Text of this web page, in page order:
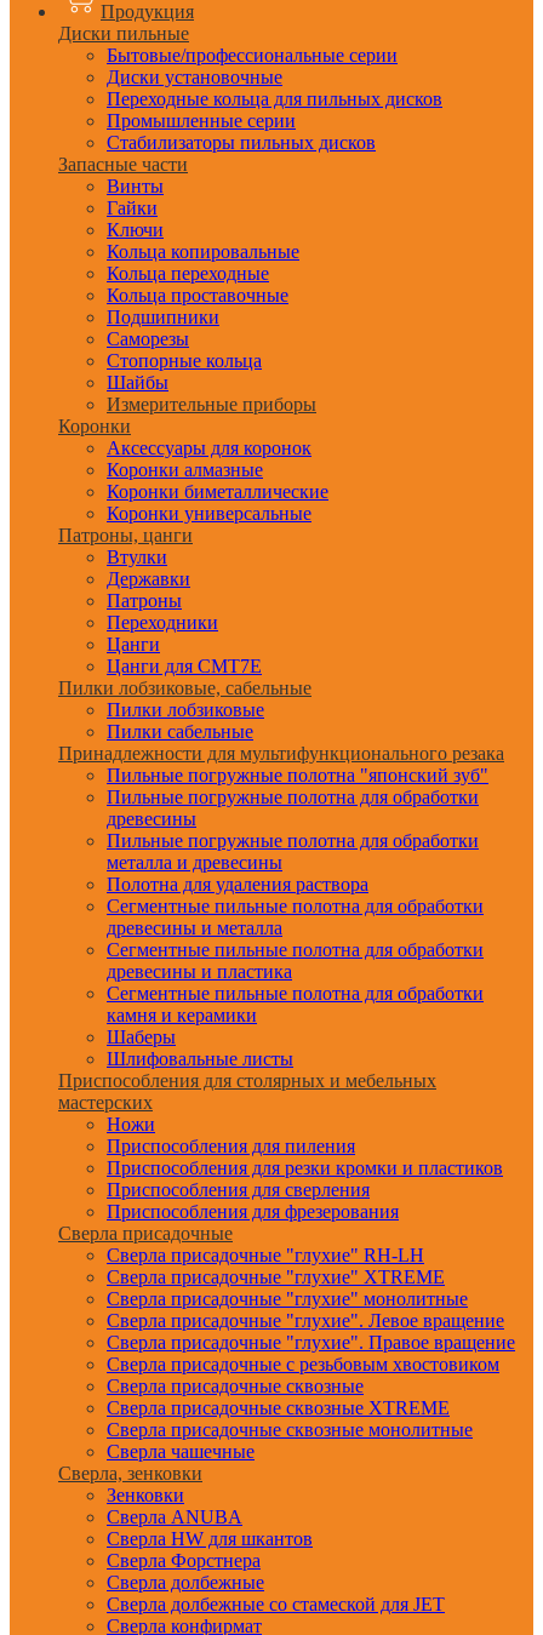
Продукция
Диски пильные
Бытовые/профессиональные серии
Диски установочные
Переходные кольца для пильных дисков
Промышленные серии
Стабилизаторы пильных дисков
Запасные части
Винты
Гайки
Ключи
Кольца копировальные
Кольца переходные
Кольца проставочные
Подшипники
Саморезы
Стопорные кольца
Шайбы
Измерительные приборы
Коронки
Аксессуары для коронок
Коронки алмазные
Коронки биметаллические
Коронки универсальные
Патроны, цанги
Втулки
Державки
Патроны
Переходники
Цанги
Цанги для CMT7E
Пилки лобзиковые, сабельные
Пилки лобзиковые
Пилки сабельные
Принадлежности для мультифункционального резака
Пильные погружные полотна "японский зуб"
Пильные погружные полотна для обработки
древесины
Пильные погружные полотна для обработки
металла и древесины
Полотна для удаления раствора
Сегментные пильные полотна для обработки
древесины и металла
Сегментные пильные полотна для обработки
древесины и пластика
Сегментные пильные полотна для обработки
камня и керамики
Шаберы
Шлифовальные листы
Приспособления для столярных и мебельных
мастерских
Ножи
Приспособления для пиления
Приспособления для резки кромки и пластиков
Приспособления для сверления
Приспособления для фрезерования
Сверла присадочные
Сверла присадочные "глухие" RH-LH
Сверла присадочные "глухие" XTREME
Сверла присадочные "глухие" монолитные
Сверла присадочные "глухие". Левое вращение
Сверла присадочные "глухие". Правое вращение
Сверла присадочные с резьбовым хвостовиком
Сверла присадочные сквозные
Сверла присадочные сквозные XTREME
Сверла присадочные сквозные монолитные
Сверла чашечные
Сверла, зенковки
Зенковки
Сверла ANUBA
Сверла HW для шкантов
Сверла Форстнера
Сверла долбежные
Сверла долбежные со стамеской для JET
Сверла конфирмат